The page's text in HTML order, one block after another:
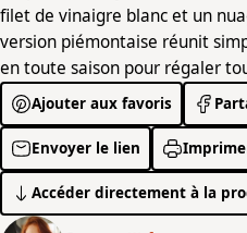
filet de vinaigre blanc et un
version piémontaise réunit
en toute saison pour régaler
Ajouter aux favoris
Envoyer le lien
Accéder directement à la